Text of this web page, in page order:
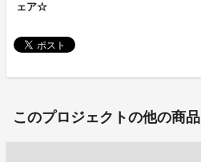
ェア☆
このプロジェクトの他の商品